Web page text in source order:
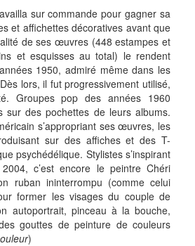
sur commande pour gagner sa
et affichettes décoratives avant que
de ses œuvres (448 estampes et
et esquisses au total) le rendent
1950, admiré même dans les
lors, il fut progressivement utilisé,
Groupes pop des années 1960
sur des pochettes de leurs albums.
s’appropriant ses œuvres, les
sur des affiches et des T-
psychédélique. Stylistes s’inspirant
c’est encore le peintre Chéri
ruban ininterrompu (comme celui
former les visages du couple de
autoportrait, pinceau à la bouche,
gouttes de peinture de couleurs
)